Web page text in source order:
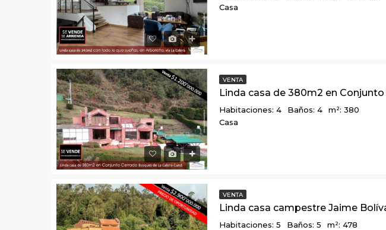
Casa
VENTA
Habitaciones: 4 Baños: 4
m²: 380
Casa
VENTA
Habitaciones: 5 Baños: 5
m²: 478